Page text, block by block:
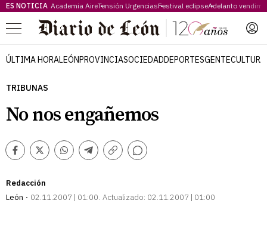
ES NOTICIA Academia AireTensión UrgenciasFestival eclipseAdelanto
Menú
ÚLTIMA HORALEÓNPROVINCIASOCIEDADDEPORTESGENTECULTURA
TRIBUNAS
No nos engañemos
Facebook
TwitterWhatsappTelegram
Copiar
Comentarios
Redacción
León
02.11.2007 | 01:00 Actualizado: 02.11.2007 | 01:00